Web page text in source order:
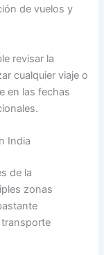
de vuelos y
revisar la
cualquier viaje o
en las fechas
India
de la
zonas